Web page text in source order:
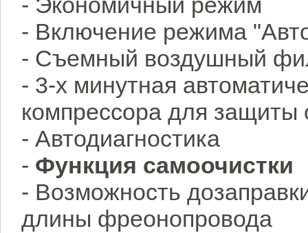
- Включение режима
- Съемный воздушный
- 3-х минутная
компрессора для защиты
- Автодиагностика
- Функция самоочистки
- Возможность
длины фреонопровода